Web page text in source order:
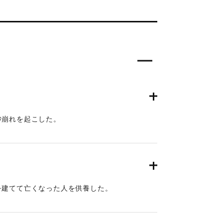
れを起こした。
てて亡くなった人を供養した。